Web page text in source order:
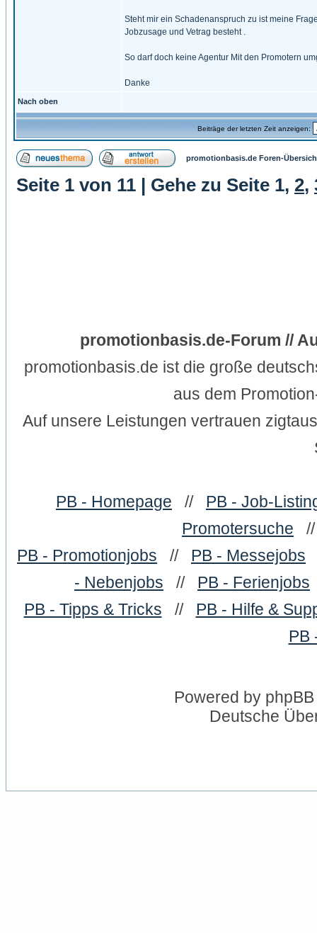
Steht mir ein Schadenanspruch zu ist meine
Jobzusage und Vetrag besteht .
So darf doch keine Agentur Mit den Promotern
Danke
Nach oben
Beiträge der letzten Zeit anzeigen:
promotionbasis.de Foren-
Seite 1 von 11 | Gehe zu Seite 1, 2,
promotionbasis.de-Forum //
promotionbasis.de ist die große
aus dem
Auf unsere Leistungen vertrauen
PB - Homepage // PB - Job-
Promotersuche
PB - Promotionjobs // PB - Messejobs
- Nebenjobs // PB - Ferienjobs
PB - Tipps & Tricks // PB - Hilfe &
PB
Powered by phpBB
Deutsche